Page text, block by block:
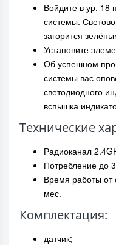
Войдите в ур. 18
системы.
загорится
Установите
Об успешном
системы вас
светодиодного
вспышка
Технические
Радиоканал
Потребление до
Время работы от
мес.
Комплектация:
датчик;